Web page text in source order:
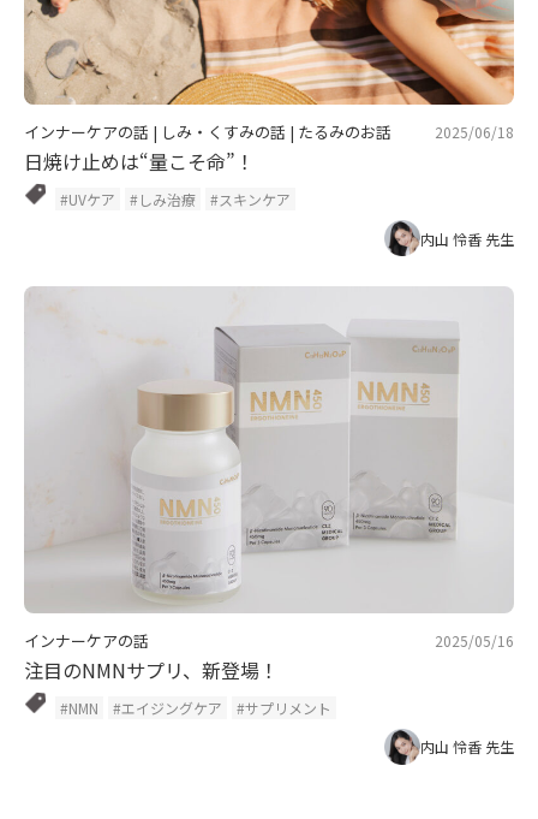
インナーケアの話 | しみ・くすみの話 | たるみのお話 2025/06/18
日焼け止めは“量こそ命”！
#UVケア #しみ治療
#スキンケア
内山 怜香 先生
インナーケアの話 2025/05/16
注目のNMNサプリ、新登場！
#NMN #エイジングケア
#サプリメント
内山 怜香 先生